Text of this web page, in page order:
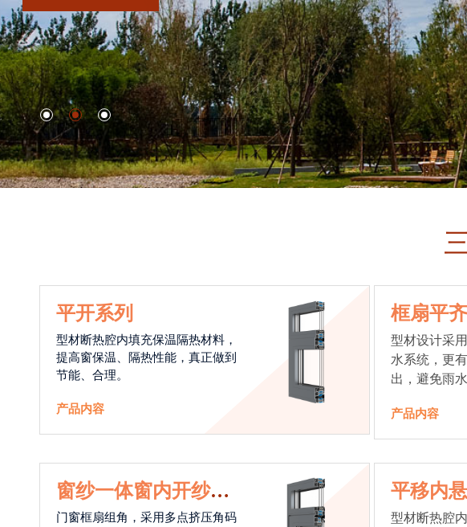
平开系列
型材断热腔内填充保温隔热材料，
提高窗保温、隔热性能，真正做到
节能、合理。
产品内容
框扇平
型材设计采
水系统，更
出，避免雨
产品内容
窗纱一体窗内开纱外
开系统
门窗框扇组角，采用多点挤压角码
平移内
统
型材断热腔